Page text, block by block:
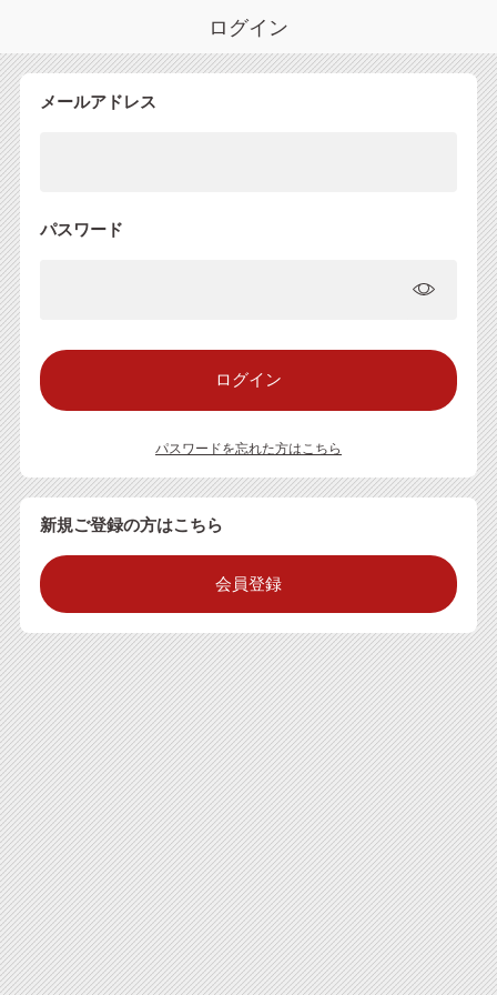
ログイン
メールアドレス
パスワード
パスワードを忘れた方はこちら
新規ご登録の方はこちら
会員登録